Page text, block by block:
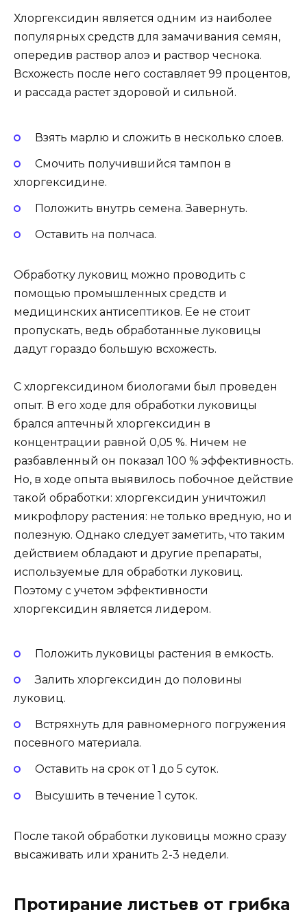
Хлоргексидин является одним из наиболее
популярных средств для замачивания семян,
опередив раствор алоэ и раствор чеснока.
Всхожесть после него составляет 99 процентов,
и рассада растет здоровой и сильной.
Взять марлю и сложить в несколько слоев.
Смочить получившийся тампон в
хлоргексидине.
Положить внутрь семена. Завернуть.
Оставить на полчаса.
Обработку луковиц можно проводить с
помощью промышленных средств и
медицинских антисептиков. Ее не стоит
пропускать, ведь обработанные луковицы
дадут гораздо большую всхожесть.
С хлоргексидином биологами был проведен
опыт. В его ходе для обработки луковицы
брался аптечный хлоргексидин в
концентрации равной 0,05 %. Ничем не
разбавленный он показал 100 % эффективность.
Но, в ходе опыта выявилось побочное действие
такой обработки: хлоргексидин уничтожил
микрофлору растения: не только вредную, но и
полезную. Однако следует заметить, что таким
действием обладают и другие препараты,
используемые для обработки луковиц.
Поэтому с учетом эффективности
хлоргексидин является лидером.
Положить луковицы растения в емкость.
Залить хлоргексидин до половины
луковиц.
Встряхнуть для равномерного погружения
посевного материала.
Оставить на срок от 1 до 5 суток.
Высушить в течение 1 суток.
После такой обработки луковицы можно сразу
высаживать или хранить 2-3 недели.
Протирание листьев от грибка